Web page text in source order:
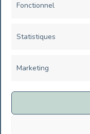
Fonctionnel
Statistiques
Marketing